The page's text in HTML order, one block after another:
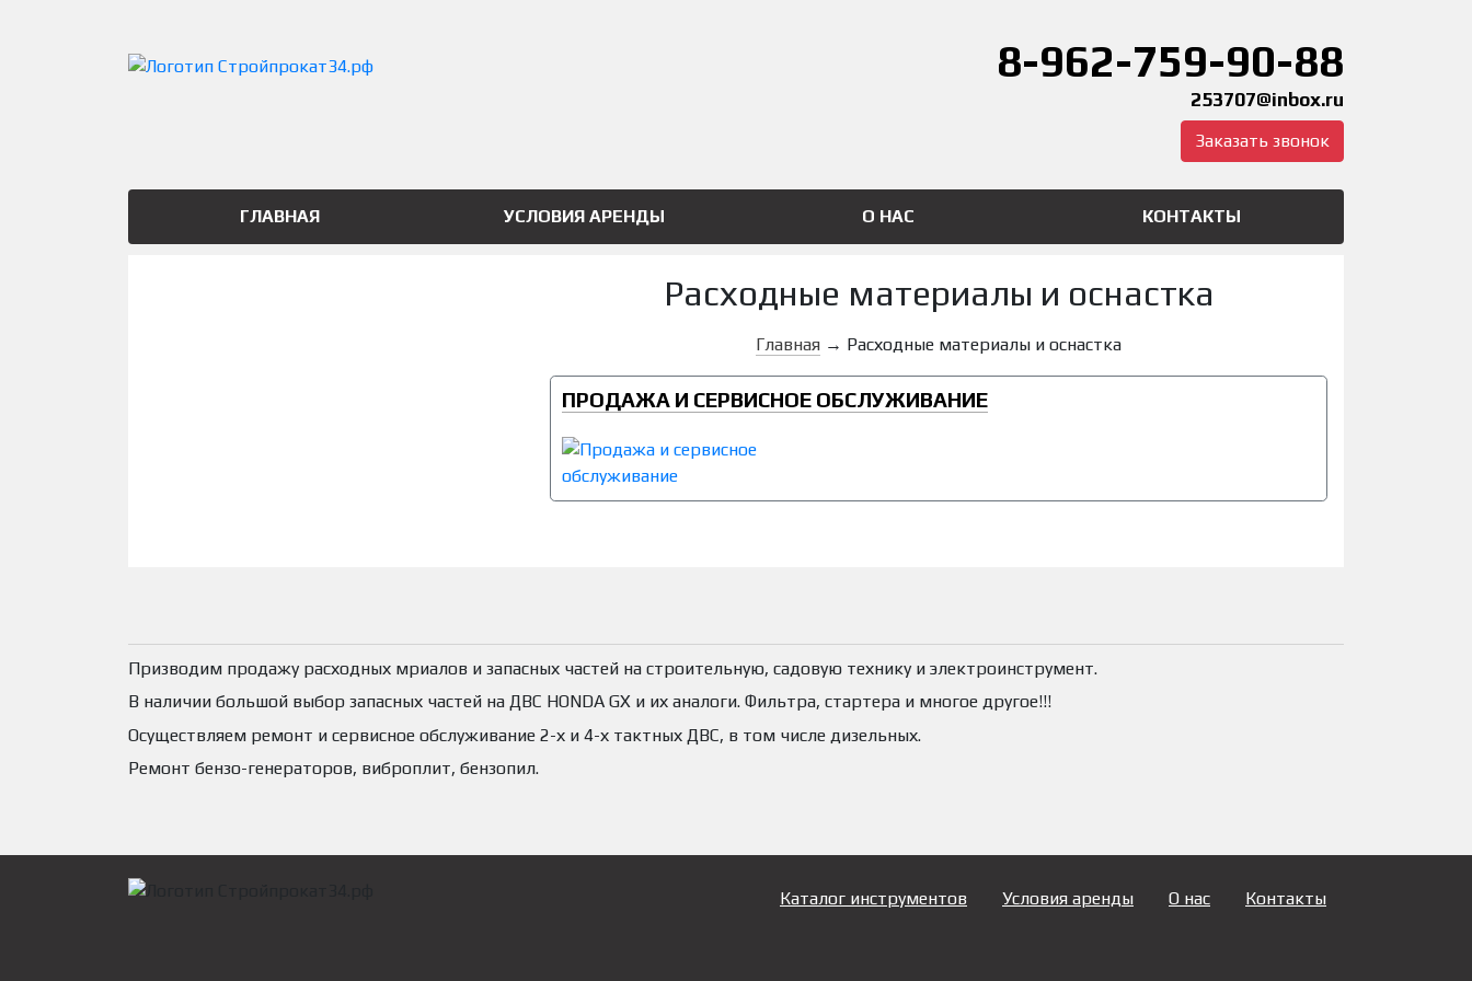
8-962-759-90-88
253707@inbox.ru
Заказать звонок
ГЛАВНАЯ УСЛОВИЯ АРЕНДЫ О НАС КОНТАКТЫ
Расходные материалы и оснастка
Главная → Расходные материалы и оснастка
ПРОДАЖА И СЕРВИСНОЕ ОБСЛУЖИВАНИЕ
Призводим продажу расходных мриалов и запасных частей на строительную, садовую технику и электроинструмент.
В наличии большой выбор запасных частей на ДВС HONDA GX и их аналоги. Фильтра, стартера и многое другое!!!
Осуществляем ремонт и сервисное обслуживание 2-х и 4-х тактных ДВС, в том числе дизельных.
Ремонт бензо-генераторов, виброплит, бензопил.
Каталог инструментов Условия аренды О нас Контакты